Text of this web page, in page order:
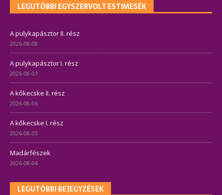
LEGUTÓBBI EGYSZERVOLT ESTIMESÉK
A pulykapásztor II. rész
2026-08-08
A pulykapásztor I. rész
2026-08-07
A kőkecske II. rész
2026-08-06
A kőkecske I. rész
2026-08-05
Madárfészek
2026-08-04
LEGUTÓBBI BEJEGYZÉSEK